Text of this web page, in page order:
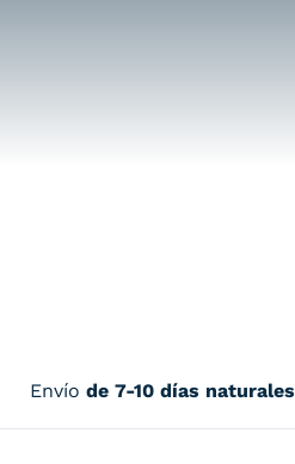
Envío de 7-10 días naturales